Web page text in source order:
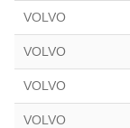
VOLVO
VOLVO
VOLVO
VOLVO